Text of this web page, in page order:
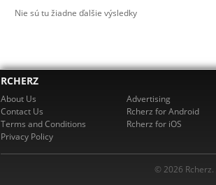
Nie sú tu žiadne ďalšie výsledky
RCHERZ
About Us
Contact Us
Terms and Conditions
Privacy Policy
Advertising
Rcherz for Android
Rcherz for iOS
© 2026